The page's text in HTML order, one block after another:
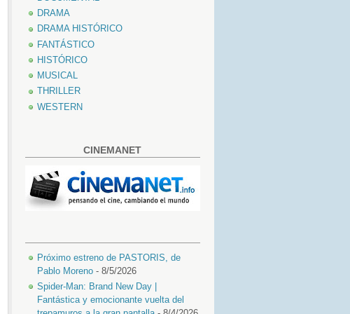
DRAMA
DRAMA HISTÓRICO
FANTÁSTICO
HISTÓRICO
MUSICAL
THRILLER
WESTERN
CINEMANET
Próximo estreno de PASTORIS, de
Pablo Moreno- 8/5/2026
Spider-Man: Brand New Day |
Fantástica y emocionante vuelta del